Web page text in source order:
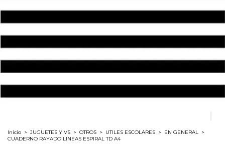
Inicio > JUGUETES Y VS > OTROS > UTILES ESCOLARES > EN GENERAL >
CUADERNO RAYADO LINEAS ESPIRAL TD A4